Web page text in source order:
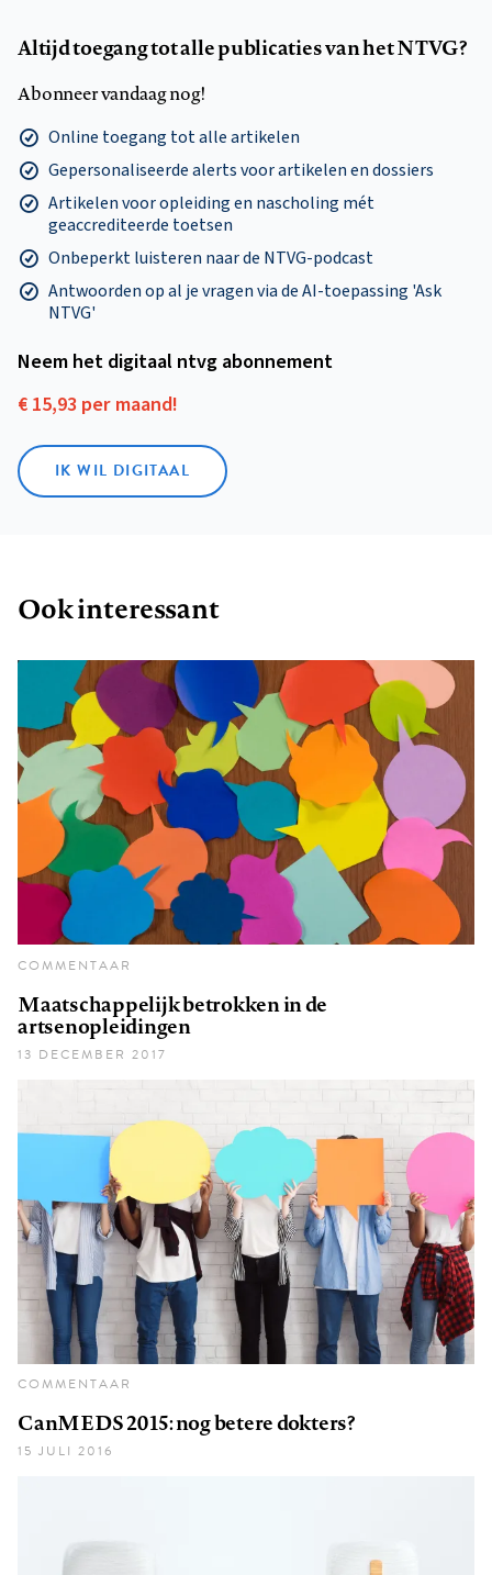
Altijd toegang tot alle publicaties van het NTVG?
Abonneer vandaag nog!
Online toegang tot alle artikelen
Gepersonaliseerde alerts voor artikelen en dossiers
Artikelen voor opleiding en nascholing mét
geaccrediteerde toetsen
Onbeperkt luisteren naar de NTVG-podcast
Antwoorden op al je vragen via de AI-toepassing 'Ask
NTVG'
Neem het digitaal ntvg abonnement
€ 15,93 per maand!
IK WIL DIGITAAL
Ook interessant
COMMENTAAR
Maatschappelijk betrokken in de
artsenopleidingen
13 DECEMBER 2017
COMMENTAAR
CanMEDS 2015: nog betere dokters?
15 JULI 2016